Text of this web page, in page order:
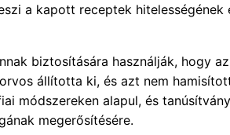
a kapott receptek hitelességének
biztosítására használják, hogy
állította ki, és azt nem
módszereken alapul, és
megerősítésére.